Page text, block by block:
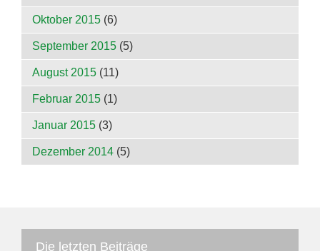
Oktober 2015 (6)
September 2015 (5)
August 2015 (11)
Februar 2015 (1)
Januar 2015 (3)
Dezember 2014 (5)
Die letzten Beiträge